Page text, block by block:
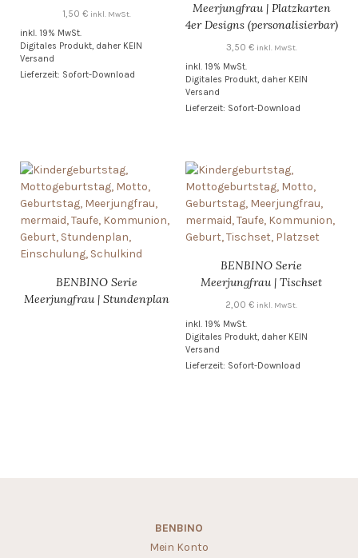
1,50 € inkl. MwSt.
inkl. 19% MwSt.
Digitales Produkt, daher KEIN
Versand
Lieferzeit: Sofort-Download
Meerjungfrau | Platzkarten
4er Designs (personalisierbar)
3,50 € inkl. MwSt.
inkl. 19% MwSt.
Digitales Produkt, daher KEIN
Versand
Lieferzeit: Sofort-Download
BENBINO Serie
Meerjungfrau | Stundenplan
BENBINO Serie
Meerjungfrau | Tischset
2,00€ inkl. MwSt.
inkl. 19% MwSt.
Digitales Produkt, daher KEIN
Versand
Lieferzeit: Sofort-Download
BENBINO
Mein Konto